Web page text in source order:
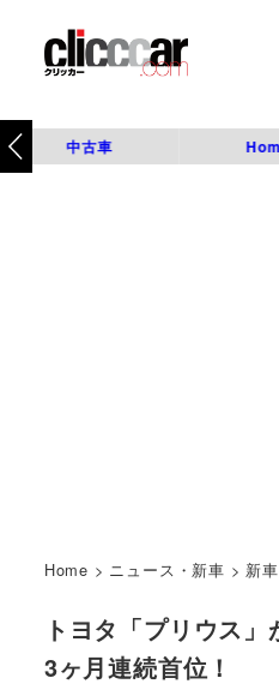
中古車
Home > ニュース・新車 > 新車
トヨタ「プリウス
3ヶ月連続首位！